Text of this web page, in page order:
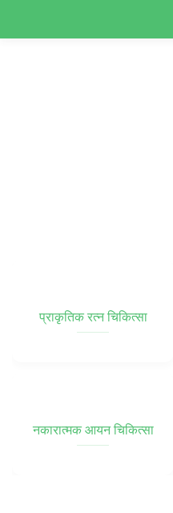
प्राकृतिक रत्न चिकित्सा
नकारात्मक आयन चिकित्सा